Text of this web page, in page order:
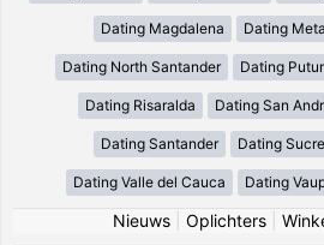
Dating Magdalena Dating Meta
Dating North Santander Dating
Dating Risaralda Dating San
Dating Santander Dating Sucre
Dating Valle del Cauca Dating
Nieuws| Oplichters|